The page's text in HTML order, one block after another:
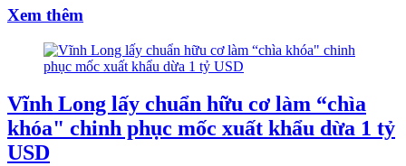
Xem thêm
Vĩnh Long lấy chuẩn hữu cơ làm “chìa
khóa" chinh phục mốc xuất khẩu dừa 1 tỷ
USD